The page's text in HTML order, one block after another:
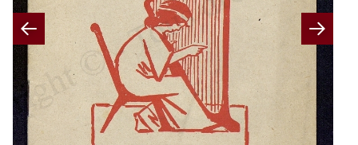
Previous